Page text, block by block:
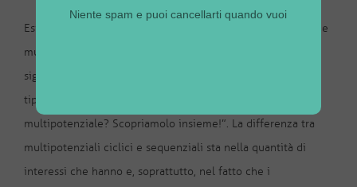
Esistono 2 gruppi di multipotenziali: multipotenziali ciclici e
multipotenziali sequenziali. Se vuoi approfondire cosa
significa multipotenziale e cosa contraddistingue questa
tipologia di persone, ti invito a leggere l’articolo “Sei
multipotenziale? Scopriamolo insieme!”. La differenza tra
multipotenziali ciclici e sequenziali sta nella quantità di
interessi che hanno e, soprattutto, nel fatto che i
Niente spam e puoi cancellarti quando vuoi